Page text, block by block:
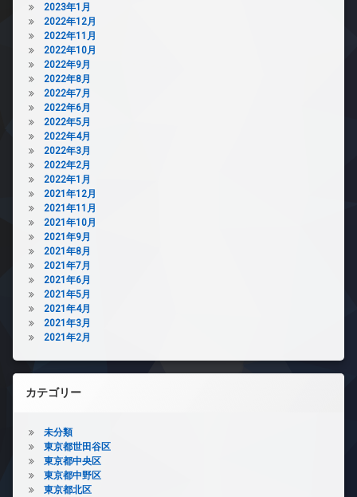
2023年1月
2022年12月
2022年11月
2022年10月
2022年9月
2022年8月
2022年7月
2022年6月
2022年5月
2022年4月
2022年3月
2022年2月
2022年1月
2021年12月
2021年11月
2021年10月
2021年9月
2021年8月
2021年7月
2021年6月
2021年5月
2021年4月
2021年3月
2021年2月
カテゴリー
未分類
東京都世田谷区
東京都中央区
東京都中野区
東京都北区